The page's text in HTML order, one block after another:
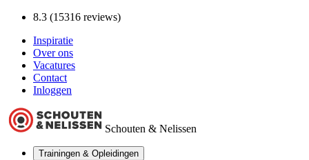
8.3 (15316 reviews)
Inspiratie
Over ons
Vacatures
Contact
Inloggen
Schouten & Nelissen
Trainingen & Opleidingen